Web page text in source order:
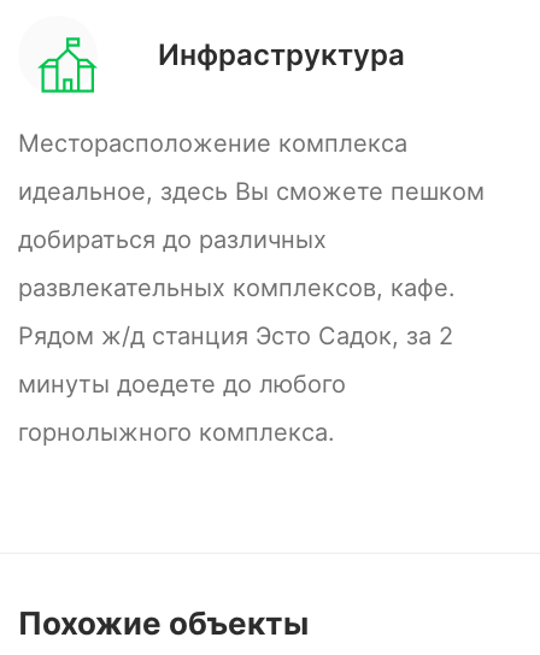
Инфраструктура
Месторасположение комплекса
идеальное, здесь Вы сможете пешком
добираться до различных
развлекательных комплексов, кафе.
Рядом ж/д станция Эсто Садок, за 2
минуты доедете до любого
горнолыжного комплекса.
Похожие объекты